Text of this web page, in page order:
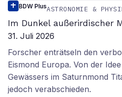
BDW PlusASTRONOMIE &
Im Dunkel außerirdischer
31. Juli 2026
Forscher enträtseln den
Eismond Europa. Von der
Gewässers im Saturnmond
jedoch verabschieden.